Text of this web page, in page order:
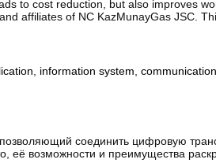
to cost reduction, but also improves
affiliates of NC KazMunayGas JSC.
information system
соединить цифровую
её возможности и преимущества